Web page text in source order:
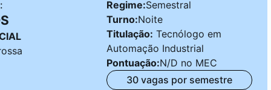
Regime:Semestral
Turno:Noite
Titulação: Tecnólogo em
Automação Industrial
Pontuação:N/D no MEC
30 vagas por semestre